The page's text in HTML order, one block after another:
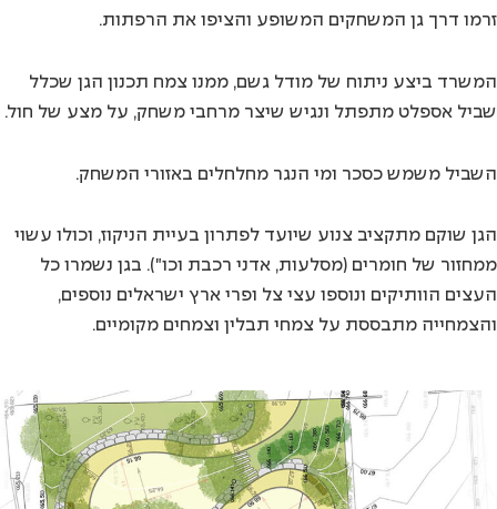
זרמו דרך גן המשחקים המשופע והציפו את הרפתות.
המשרד ביצע ניתוח של מודל גשם, ממנו צמח תכנון הגן שכלל
שביל אספלט מתפתל ונגיש שיצר מרחבי משחק, על מצע של חול.
השביל משמש כסכר ומי הנגר מחלחלים באזורי המשחק.
הגן שוקם מתקציב צנוע שיועד לפתרון בעיית הניקוז, וכולו עשוי
ממחזור של חומרים (מסלעות, אדני רכבת וכו"). בגן נשמרו כל
העצים הוותיקים ונוספו עצי צל ופרי ארץ ישראלים נוספים,
והצמחייה מתבססת על צמחי תבלין וצמחים מקומיים.